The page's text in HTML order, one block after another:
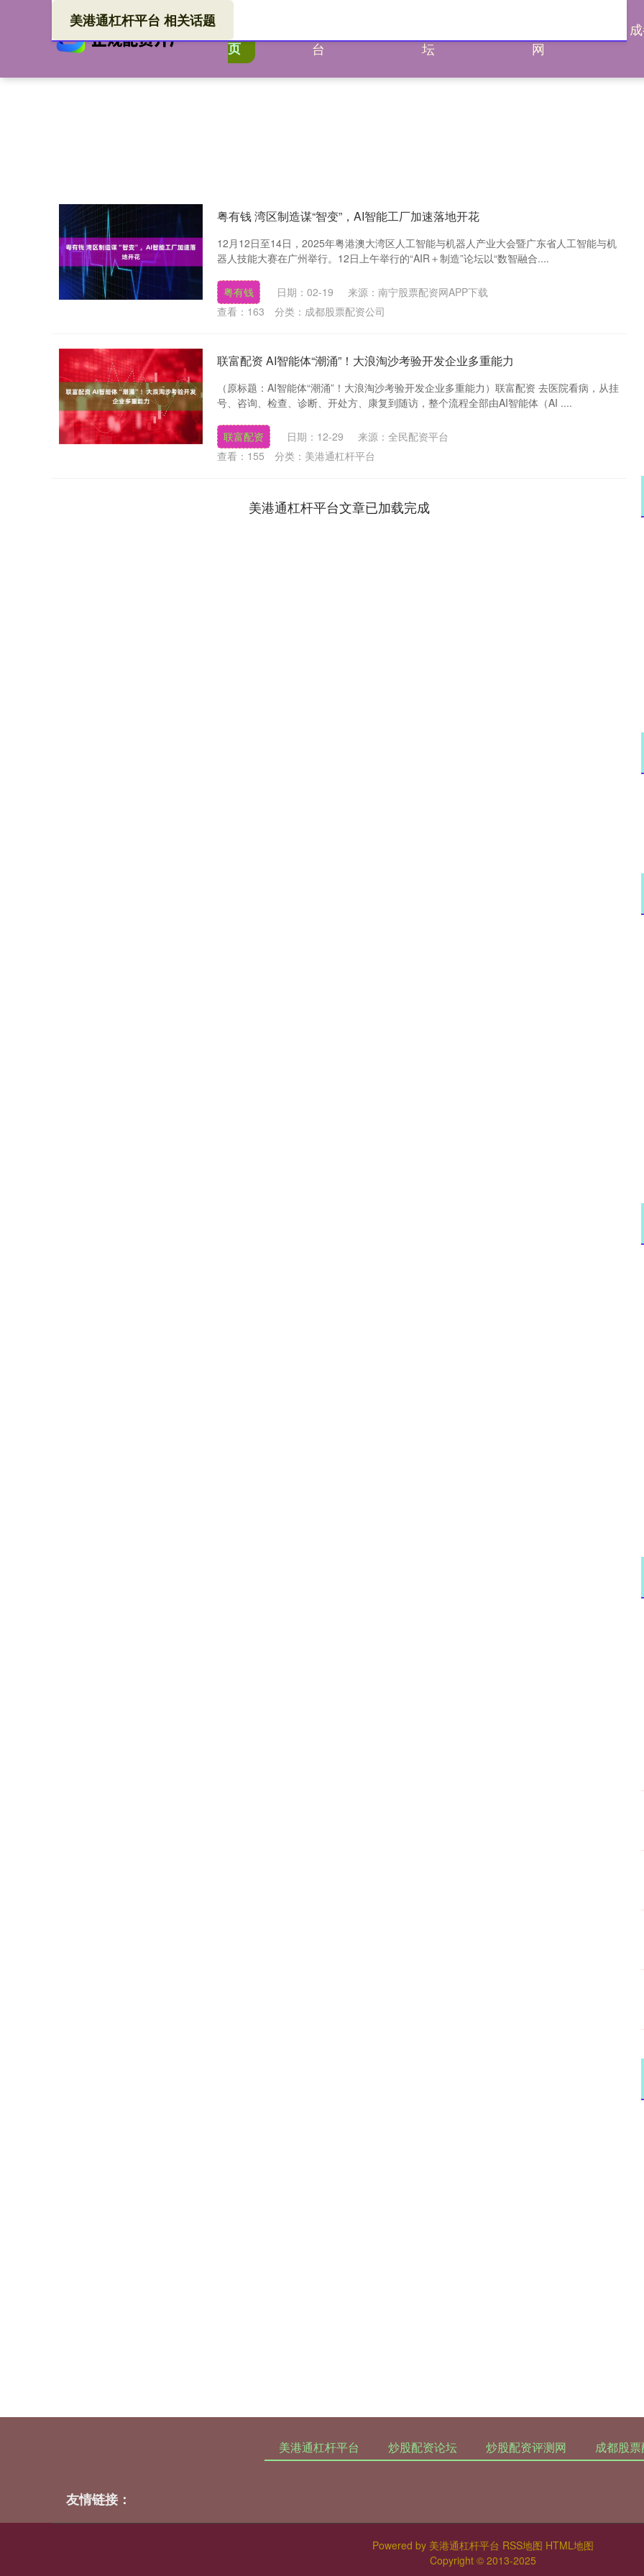
页
台
坛
网
美港通杠杆平台 相关话题
粤有钱 湾区制造谋“智变”，AI智能工厂加速落地开花
12月12日至14日，2025年粤港澳大湾区人工智能与机器人产业大会暨广东省人工智能与机
器人技能大赛在广州举行。12日上午举行的“AIR＋制造”论坛以“数智融合....
粤有钱 日期：02-19
来源：南宁股票配资网APP下载
查看： 163 分类： 成都股票配资公司
联富配资 AI智能体“潮涌”！大浪淘沙考验开发企业多重能力
（原标题：AI智能体“潮涌”！大浪淘沙考验开发企业多重能力）联富配资 去医院看病，从挂
号、咨询、检查、诊断、开处方、康复到随访，整个流程全部由AI智能体（AI ....
联富配资 日期：12-29
来源：全民配资平台
查看： 155 分类： 美港通杠杆平台
美港通杠杆平台文章已加载完成
美港通杠杆平台 炒股配资论坛 炒股配资评测网 成都股
友情链接：
Powered by 美港通杠杆平台 RSS地图 HTML地图
Copyright © 2013-2025